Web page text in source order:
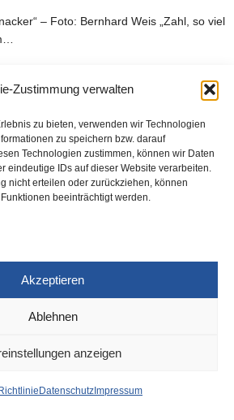
Zustimmung verwalten
zu bieten, verwenden wir Technologien
zu speichern bzw. darauf
Technologien zustimmen, können wir Daten
eindeutige IDs auf dieser Website verarbeiten.
nicht erteilen oder zurückziehen, können
beeinträchtigt werden.
Akzeptieren
Ablehnen
anzeigen
Datenschutz Impressum
– Foto: Bernhard Weis „Zahl, so viel
COOKIE-RICHTLINIE (EU)